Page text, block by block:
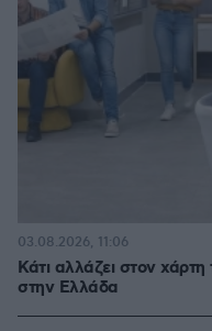
Κάτι αλλάζει στον χάρτη
στην Ελλάδα
03.08.2026, 11:06